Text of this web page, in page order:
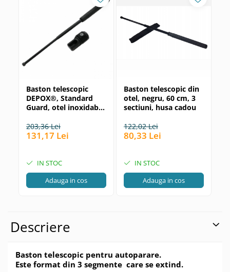
Baston telescopic
DEPOX®, Standard
Guard, otel inoxidabil,
tactic inclus
203,36 Lei
131,17 Lei
IN STOC
Adauga in cos
Baston telescopic din
otel, negru, 60 cm, 3
sectiuni, husa cadou
122,02 Lei
80,33 Lei
IN STOC
Adauga in cos
Descriere
Baston telescopic pentru autoparare.
Este format din 3 segmente care se extind.